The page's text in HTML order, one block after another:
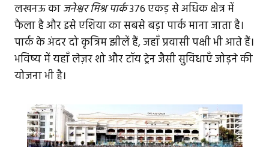
लखनऊ काजनेश्वर मिश्र पार्क376 एकड़ से अधिक क्षेत्र में
फैला है और इसे एशिया का सबसे बड़ा पार्क माना जाता है।
पार्क के अंदर दो कृत्रिम झीलें हैं, जहाँ प्रवासी पक्षी भी आते हैं।
भविष्य में यहाँ लेज़र शो और टॉय ट्रेन जैसी सुविधाएँ जोड़ने की
योजना भी है।